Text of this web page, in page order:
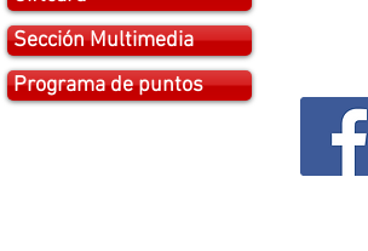
Sección Multimedia
Programa de puntos